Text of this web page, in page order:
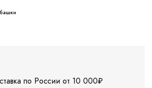
по России от 10 000₽